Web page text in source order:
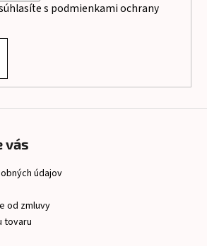
s podmienkami ochrany
vás
údajov
od zmluvy
tovaru